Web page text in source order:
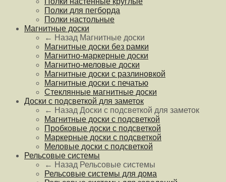
Полки для пегборда
Полки настольные
Магнитные доски
← Назад Магнитные доски
Магнитные доски без рамки
Магнитно-маркерные доски
Магнитно-меловые доски
Магнитные доски с разлиновкой
Магнитные доски с печатью
Стеклянные магнитные доски
Доски с подсветкой для заметок
← Назад Доски с подсветкой для заметок
Магнитные доски с подсветкой
Пробковые доски с подсветкой
Маркерные доски с подсветкой
Меловые доски с подсветкой
Рельсовые системы
← Назад Рельсовые системы
Рельсовые системы для дома